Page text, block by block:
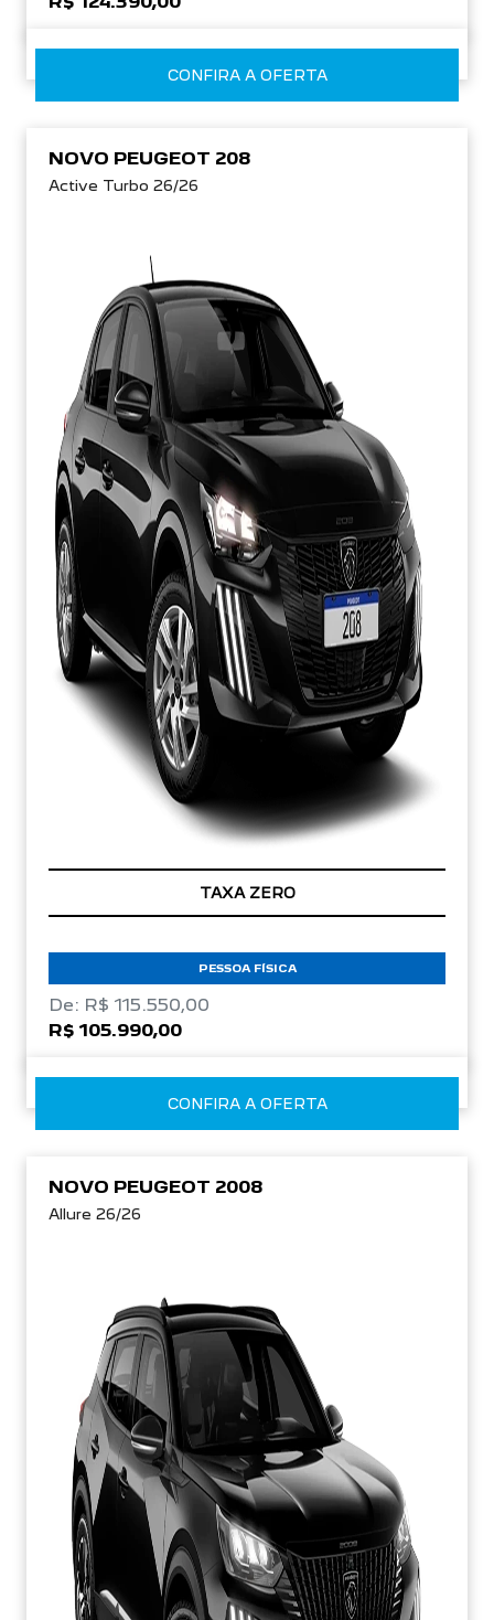
CONFIRA A OFERTA
NOVO PEUGEOT 208
Active Turbo 26/26
TAXA ZERO
PESSOA FÍSICA
De: R$ 115.550,00
R$ 105.990,00
CONFIRA A OFERTA
NOVO PEUGEOT 2008
Allure 26/26